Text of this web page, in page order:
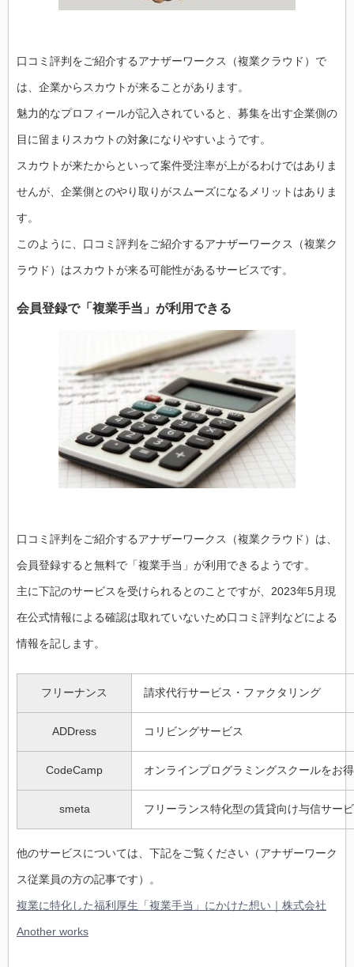
口コミ評判をご紹介するアナザーワークス（複業クラウド）で
は、企業からスカウトが来ることがあります。
魅力的なプロフィールが記入されていると、募集を出す企業側の
目に留まりスカウトの対象になりやすいようです。
スカウトが来たからといって案件受注率が上がるわけではありま
せんが、企業側とのやり取りがスムーズになるメリットはありま
す。
このように、口コミ評判をご紹介するアナザーワークス（複業ク
ラウド）はスカウトが来る可能性があるサービスです。
会員登録で「複業手当」が利用できる
口コミ評判をご紹介するアナザーワークス（複業クラウド）は、
会員登録すると無料で「複業手当」が利用できるようです。
主に下記のサービスを受けられるとのことですが、2023年5月現
在公式情報による確認は取れていないため口コミ評判などによる
情報を記します。
フリーナンス 請求代行サービス・ファクタリング
ADDress コリビングサービス
CodeCamp オンラインプログラミングスクールをお
smeta フリーランス特化型の賃貸向け与信サー
他のサービスについては、下記をご覧ください（アナザーワーク
ス従業員の方の記事です）。
複業に特化した福利厚生「複業手当」にかけた想い｜株式会社
Another works